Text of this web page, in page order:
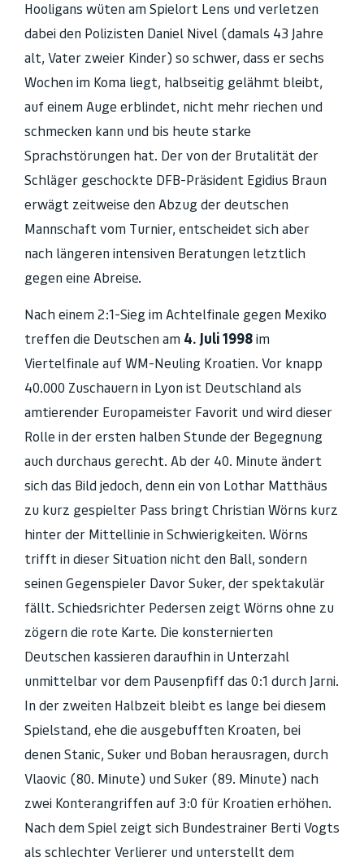
Hooligans wüten am Spielort Lens und verletzen
dabei den Polizisten Daniel Nivel (damals 43 Jahre
alt, Vater zweier Kinder) so schwer, dass er sechs
Wochen im Koma liegt, halbseitig gelähmt bleibt,
auf einem Auge erblindet, nicht mehr riechen und
schmecken kann und bis heute starke
Sprachstörungen hat. Der von der Brutalität der
Schläger geschockte DFB-Präsident Egidius Braun
erwägt zeitweise den Abzug der deutschen
Mannschaft vom Turnier, entscheidet sich aber
nach längeren intensiven Beratungen letztlich
gegen eine Abreise.
Nach einem 2:1-Sieg im Achtelfinale gegen Mexiko
treffen die Deutschen am 4. Juli 1998 im
Viertelfinale auf WM-Neuling Kroatien. Vor knapp
40.000 Zuschauern in Lyon ist Deutschland als
amtierender Europameister Favorit und wird dieser
Rolle in der ersten halben Stunde der Begegnung
auch durchaus gerecht. Ab der 40. Minute ändert
sich das Bild jedoch, denn ein von Lothar Matthäus
zu kurz gespielter Pass bringt Christian Wörns kurz
hinter der Mittellinie in Schwierigkeiten. Wörns
trifft in dieser Situation nicht den Ball, sondern
seinen Gegenspieler Davor Suker, der spektakulär
fällt. Schiedsrichter Pedersen zeigt Wörns ohne zu
zögern die rote Karte. Die konsternierten
Deutschen kassieren daraufhin in Unterzahl
unmittelbar vor dem Pausenpfiff das 0:1 durch Jarni.
In der zweiten Halbzeit bleibt es lange bei diesem
Spielstand, ehe die ausgebufften Kroaten, bei
denen Stanic, Suker und Boban herausragen, durch
Vlaovic (80. Minute) und Suker (89. Minute) nach
zwei Konterangriffen auf 3:0 für Kroatien erhöhen.
Nach dem Spiel zeigt sich Bundestrainer Berti Vogts
als schlechter Verlierer und unterstellt dem